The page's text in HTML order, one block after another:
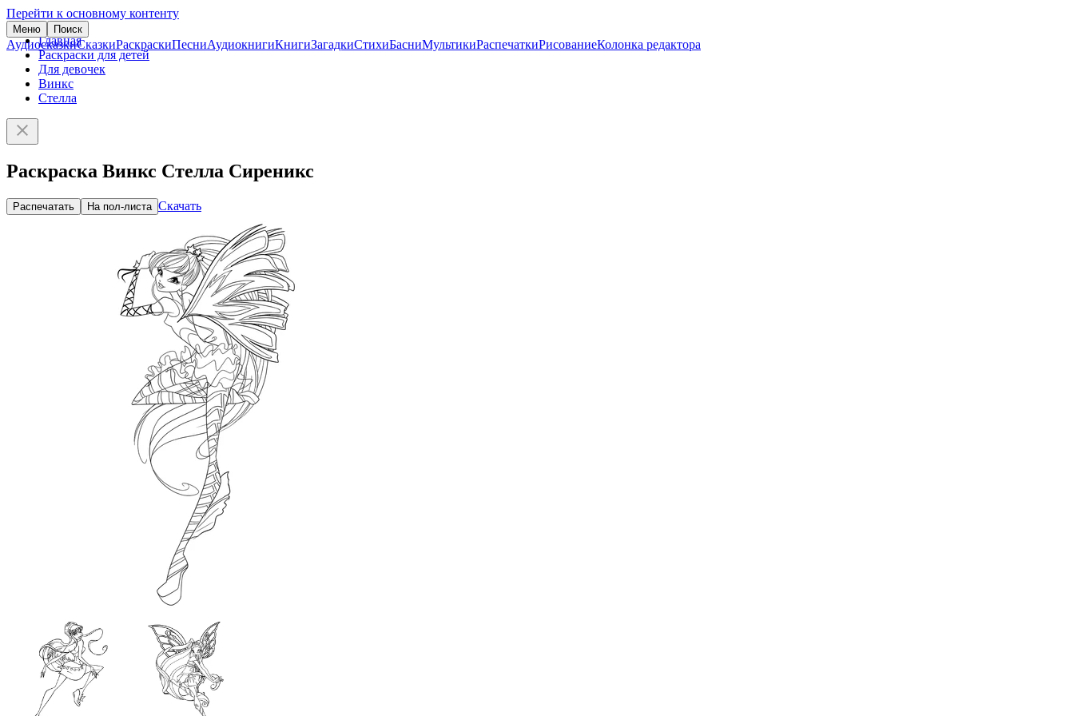
Перейти к основному контенту
Меню Поиск
АудиосказкиСказкиРаскраскиПесниАудиокнигиКнигиЗагадкиСтихиБасниМультикиРаспечаткиРисованиеКолонка редактора
Главная
Раскраски для детей
Для девочек
Винкс
Стелла
Раскраска Винкс Стелла Сиреникс
Распечатать На пол-листа Скачать